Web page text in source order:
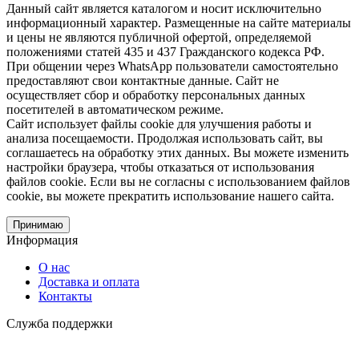
Данный сайт является каталогом и носит исключительно
информационный характер. Размещенные на сайте материалы
и цены не являются публичной офертой, определяемой
положениями статей 435 и 437 Гражданского кодекса РФ.
При общении через WhatsApp пользователи самостоятельно
предоставляют свои контактные данные. Сайт не
осуществляет сбор и обработку персональных данных
посетителей в автоматическом режиме.
Сайт использует файлы cookie для улучшения работы и
анализа посещаемости. Продолжая использовать сайт, вы
соглашаетесь на обработку этих данных. Вы можете изменить
настройки браузера, чтобы отказаться от использования
файлов cookie. Если вы не согласны с использованием файлов
cookie, вы можете прекратить использование нашего сайта.
Принимаю
Информация
О нас
Доставка и оплата
Контакты
Служба поддержки